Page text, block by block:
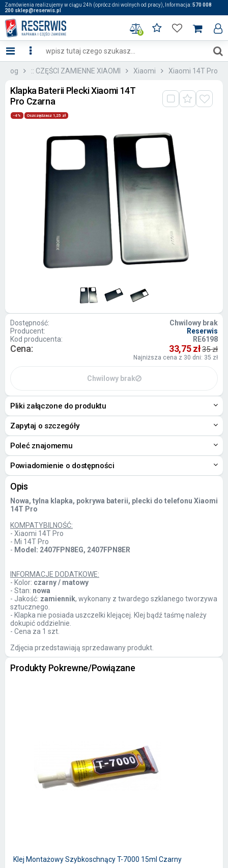
Zamówienia realizujemy w ciągu 24h (oprócz dni wolnych od pracy), Informacja:570 008
200 sklep@reserwis.pl
0
:: CZĘŚCI ZAMIENNE XIAOMI Xiaomi Xiaomi 14T Pro
Klapka Baterii Plecki Xiaomi 14T
Pro Czarna
-4% Oszczędzasz 1,25 zł
Dostępność:
Chwilowy brak
Producent:
Reserwis
Kod producenta:
RE6198
Cena: 33,75 zł35 zł
Najniższa cena z 30 dni: 35 zł
Chwilowy brak
Pliki załączone do produktu
Zapytaj o szczegóły
Poleć znajomemu
Powiadomienie o dostępności
Opis
Nowa, tylna klapka, pokrywa baterii, plecki do telefonu Xiaomi
14T Pro
KOMPATYBILNOŚĆ:
- Xiaomi 14T Pro
- Mi 14T Pro
- Model: 2407FPN8EG, 2407FPN8ER
INFORMACJE DODATKOWE:
- Kolor: czarny / matowy
- Stan: nowa
- Jakość: zamiennik, wykonany z twardego szklanego tworzywa
sztucznego.
- Klapka nie posiada uszczelki klejącej. Klej bądź taśmę należy
dokupić oddzielnie.
- Cena za 1 szt.
Zdjęcia przedstawiają sprzedawany produkt.
Produkty Pokrewne/Powiązane
Klej Montażowy Szybkoschnący T-7000 15ml Czarny